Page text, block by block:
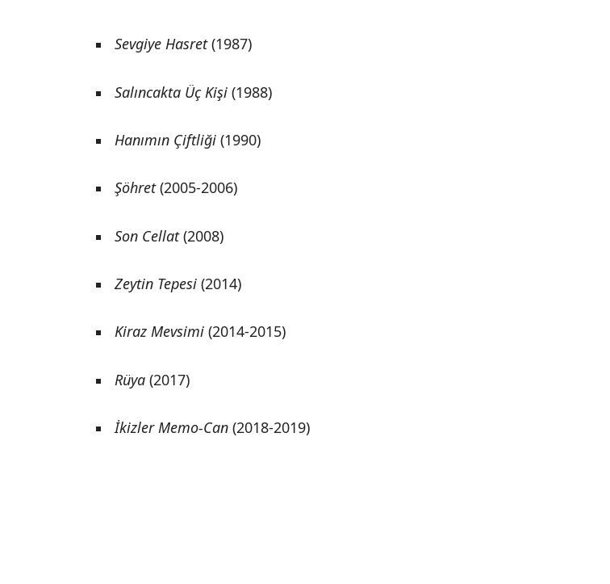
Sevgiye Hasret(1987)
Salıncakta Üç Kişi (1988)
Hanımın Çiftliği (1990)
Şöhret(2005-2006)
Son Cellat(2008)
Zeytin Tepesi (2014)
Kiraz Mevsimi (2014-2015)
Rüya (2017)
İkizler Memo-Can (2018-2019)